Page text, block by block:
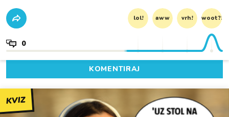
lol! aww vrh! woot?!
0
KOMENTIRAJ
KVIZ